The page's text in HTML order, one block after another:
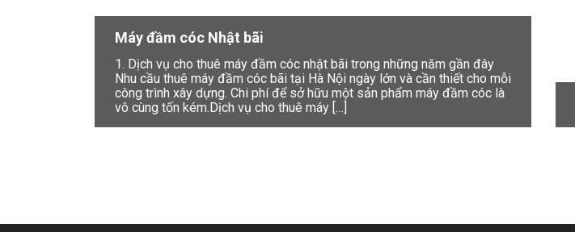
Máy đầm cóc Nhật bãi
1. Dịch vụ cho thuê máy đầm cóc nhật bãi trong những năm gần đây
Nhu cầu thuê máy đầm cóc bãi tại Hà Nội ngày lớn và cần thiết cho mỗi
công trình xây dựng. Chi phí để sở hữu một sản phẩm máy đầm cóc là
vô cùng tốn kém.Dịch vụ cho thuê máy […]